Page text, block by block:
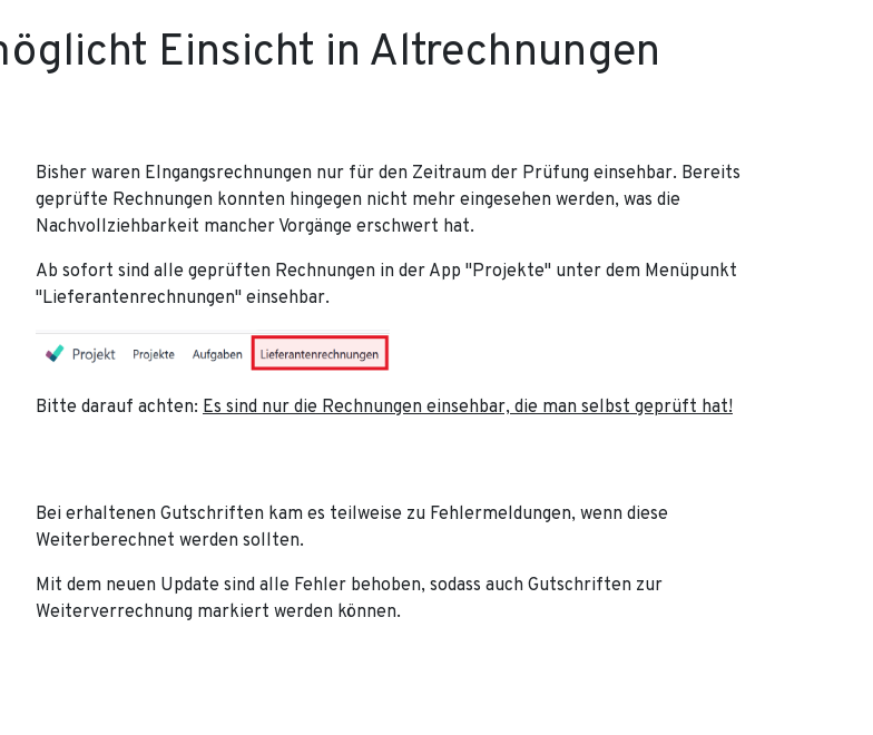
Einsicht in Altrechnungen
Bisher waren EIngangsrechnungen nur für den Zeitraum der Prüfung einsehbar. Bereits
geprüfte Rechnungen konnten hingegen nicht mehr eingesehen werden, was die
Nachvollziehbarkeit mancher Vorgänge erschwert hat.
Ab sofort sind alle geprüften Rechnungen in der App "Projekte" unter dem Menüpunkt
"Lieferantenrechnungen" einsehbar.
Bitte darauf achten: Es sind nur die Rechnungen einsehbar, die man selbst geprüft hat!
Bei erhaltenen Gutschriften kam es teilweise zu Fehlermeldungen, wenn diese
Weiterberechnet werden sollten.
Mit dem neuen Update sind alle Fehler behoben, sodass auch Gutschriften zur
Weiterverrechnung markiert werden können.